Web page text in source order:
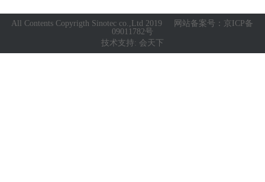
All Contents Copyrigth Sinotec co.,Ltd 2019 网站备案号： 京ICP备
09011782号
技术支持: 会天下